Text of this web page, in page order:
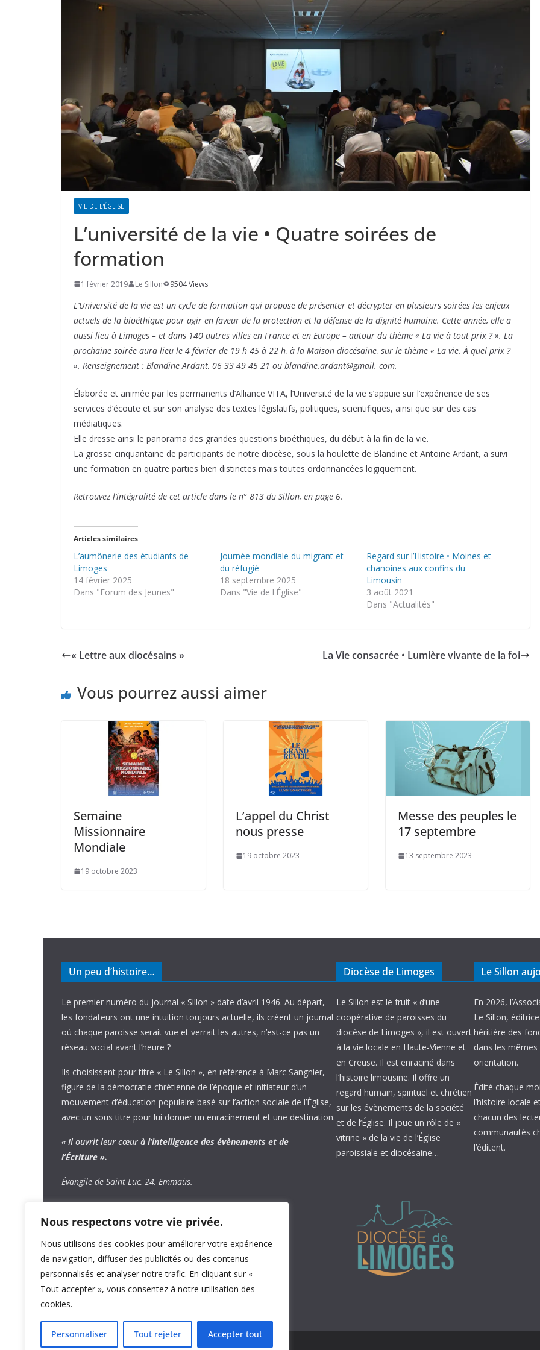
Nous respectons votre vie privée.
Nous utilisons des cookies pour améliorer votre expérience
de navigation, diffuser des publicités ou des contenus
personnalisés et analyser notre trafic. En cliquant sur «
Tout accepter », vous consentez à notre utilisation des
cookies.
Personnaliser Tout rejeter Accepter tout
VIE DE L'ÉGLISE
L’université de la vie • Quatre soirées de
formation
1 février 2019 Le Sillon 9504 Views
L’Université de la vie est un cycle de formation qui propose de présenter et décrypter en plusieurs soirées les enjeux
actuels de la bioéthique pour agir en faveur de la protection et la défense de la dignité humaine. Cette année, elle a
aussi lieu à Limoges – et dans 140 autres villes en France et en Europe – autour du thème « La vie à tout prix ? ». La
prochaine soirée aura lieu le 4 février de 19 h 45 à 22 h, à la Maison diocésaine, sur le thème « La vie. À quel prix ?
». Renseignement : Blandine Ardant, 06 33 49 45 21 ou blandine.ardant@gmail. com.
Élaborée et animée par les permanents d’Alliance VITA, l’Université de la vie s’appuie sur l’expérience de ses
services d’écoute et sur son analyse des textes législatifs, politiques, scientifiques, ainsi que sur des cas
médiatiques.
Elle dresse ainsi le panorama des grandes questions bioéthiques, du début à la fin de la vie.
La grosse cinquantaine de participants de notre diocèse, sous la houlette de Blandine et Antoine Ardant, a suivi
une formation en quatre parties bien distinctes mais toutes ordonnancées logiquement.
Retrouvez l’intégralité de cet article dans le n° 813 du Sillon, en page 6.
Articles similaires
L’aumônerie des étudiants de
Limoges
14 février 2025
Dans "Forum des Jeunes"
Journée mondiale du migrant et
du réfugié
18 septembre 2025
Dans "Vie de l'Église"
Regard sur l’Histoire • Moines et
chanoines aux confins du
Limousin
3 août 2021
Dans "Actualités"
« Lettre aux diocésains » La Vie consacrée • Lumière vivante de la foi
Vous pourrez aussi aimer
Semaine
Missionnaire
Mondiale
19 octobre 2023
L’appel du Christ
nous presse
19 octobre 2023
Messe des peuples le
17 septembre
13 septembre 2023
Un peu d’histoire…
Le premier numéro du journal « Sillon » date d’avril 1946. Au départ,
les fondateurs ont une intuition toujours actuelle, ils créent un journal
où chaque paroisse serait vue et verrait les autres, n’est-ce pas un
réseau social avant l’heure ?
Ils choisissent pour titre « Le Sillon », en référence à Marc Sangnier,
figure de la démocratie chrétienne de l’époque et initiateur d’un
mouvement d’éducation populaire basé sur l’action sociale de l’Église,
avec un sous titre pour lui donner un enracinement et une destination.
« Il ouvrit leur cœur à l’intelligence des évènements et de
l’Écriture ».
Évangile de Saint Luc, 24, Emmaüs.
Diocèse de Limoges
Le Sillon est le fruit « d’une
coopérative de paroisses du
diocèse de Limoges », il est ouvert
à la vie locale en Haute-Vienne et
en Creuse. Il est enraciné dans
l’histoire limousine. Il offre un
regard humain, spirituel et chrétien
sur les évènements de la société
et de l’Église. Il joue un rôle de «
vitrine » de la vie de l’Église
paroissiale et diocésaine…
Le Sillon
En 2026,
Le Sillon,
héritière des
dans les
orientation.
Édité chaque
l’histoire locale
chacun des
communautés
l’éditent.